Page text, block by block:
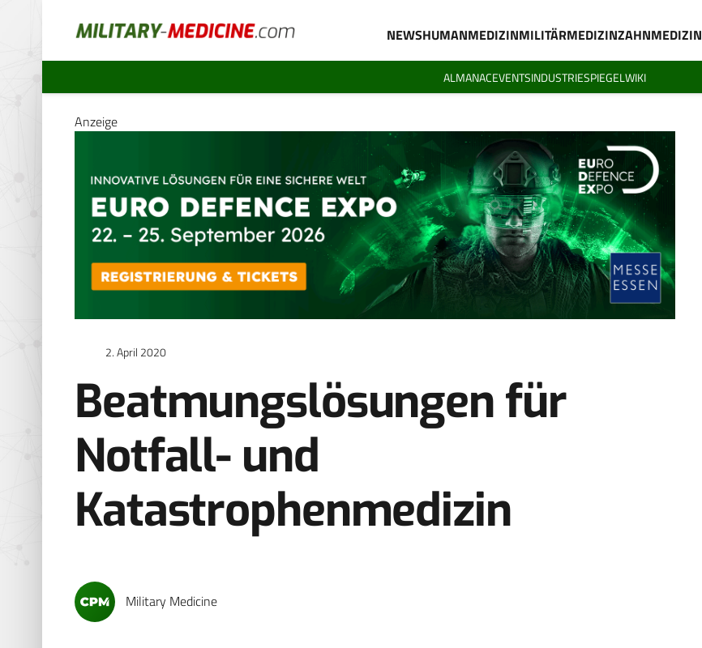
NEWSHUMANMEDIZINMILITÄRMEDIZINZAHNMEDIZIN
ALMANACEVENTSINDUSTRIESPIEGELWIKI
Anzeige
2. April 2020
Beatmungslösungen für
Notfall- und
Katastrophenmedizin
Military Medicine